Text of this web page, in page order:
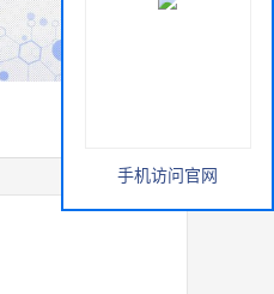
手机访问官网